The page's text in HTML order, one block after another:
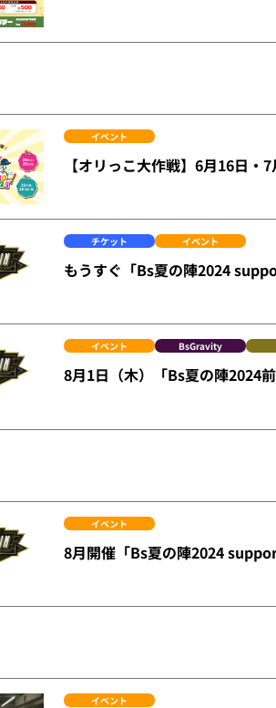
イベント
【オリっこ大作戦】6月16日・
チケット イベント
もうすぐ「Bs夏の陣2024
イベント BsGravity
8月1日（木）「Bs夏の陣2024
イベント
8月開催「Bs夏の陣2024
イベント